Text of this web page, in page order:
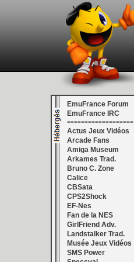
EmuFrance Forum
EmuFrance IRC
===================
Actus Jeux Vidéos
Arcade Fans
Amiga Museum
Arkames Trad.
Bruno C. Zone
Calice
CBSata
CPS2Shock
EF-Nes
Fan de la NES
GirlFriend Adv.
Landstalker Trad.
Musée Jeux Vidéos
SMS Power